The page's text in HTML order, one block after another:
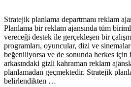
Stratejik planlama departmanı reklam
Planlama bir reklam ajansında tüm
vereceği destek ile gerçekleşen bir
programları, oyuncular, dizi ve
beğeniliyorsa ve de sonunda herkes için
arkasındaki gizli kahraman reklam
planlamadan geçmektedir. Stratejik
belirlendikten …